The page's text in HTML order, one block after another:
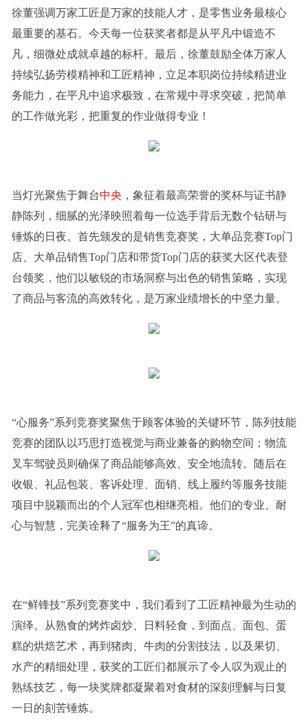
徐董强调万家工匠是万家的技能人才，是零售业务最核心
最重要的基石。今天每一位获奖者都是从平凡中锻造不
凡，细微处成就卓越的标杆。最后，徐董鼓励全体万家人
持续弘扬劳模精神和工匠精神，立足本职岗位持续精进业
务能力，在平凡中追求极致，在常规中寻求突破，把简单
的工作做光彩，把重复的作业做得专业！
当灯光聚焦于舞台中央 ，象征着最高荣誉的奖杯与证书静
静陈列，细腻的光泽映照着每一位选手背后无数个钻研与
锤炼的日夜。首先颁发的是销售竞赛奖，大单品竞赛Top门
店、大单品销售Top门店和带货Top门店的获奖大区代表登
台领奖，他们以敏锐的市场洞察与出色的销售策略，实现
了商品与客流的高效转化，是万家业绩增长的中坚力量。
“心服务”系列竞赛奖聚焦于顾客体验的关键环节，陈列技能
竞赛的团队以巧思打造视觉与商业兼备的购物空间；物流
叉车驾驶员则确保了商品能够高效、安全地流转。随后在
收银、礼品包装、客诉处理、面销、线上履约等服务技能
项目中脱颖而出的个人冠军也相继亮相。他们的专业、耐
心与智慧，完美诠释了“服务为王”的真谛。
在“鲜锋技”系列竞赛奖中，我们看到了工匠精神最为生动的
演绎。从熟食的烤炸卤炒、日料轻食，到面点、面包、蛋
糕的烘焙艺术，再到猪肉、牛肉的分割技法，以及果切、
水产的精细处理，获奖的工匠们都展示了令人叹为观止的
熟练技艺，每一块奖牌都凝聚着对食材的深刻理解与日复
一日的刻苦锤炼。